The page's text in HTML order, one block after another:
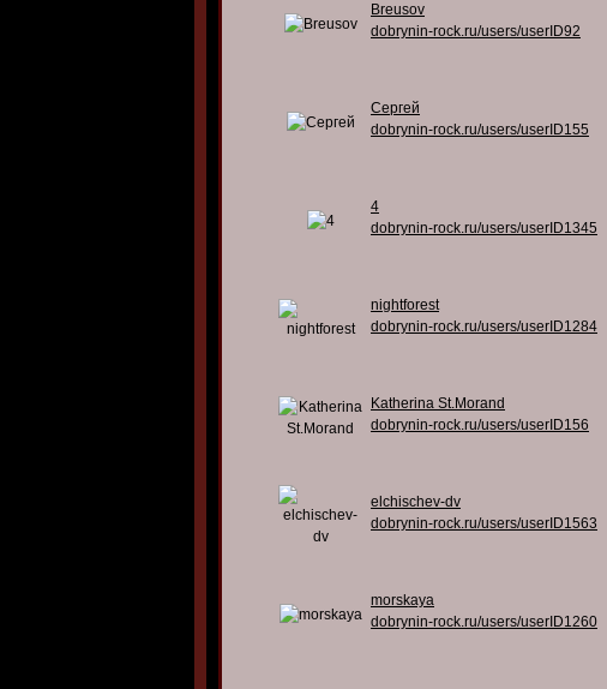
Breusov
dobrynin-rock.ru/users/userID92
Сергей
dobrynin-rock.ru/users/userID155
4
dobrynin-rock.ru/users/userID1345
nightforest
dobrynin-rock.ru/users/userID1284
Katherina St.Morand
dobrynin-rock.ru/users/userID156
elchischev-dv
dobrynin-rock.ru/users/userID1563
morskaya
dobrynin-rock.ru/users/userID1260